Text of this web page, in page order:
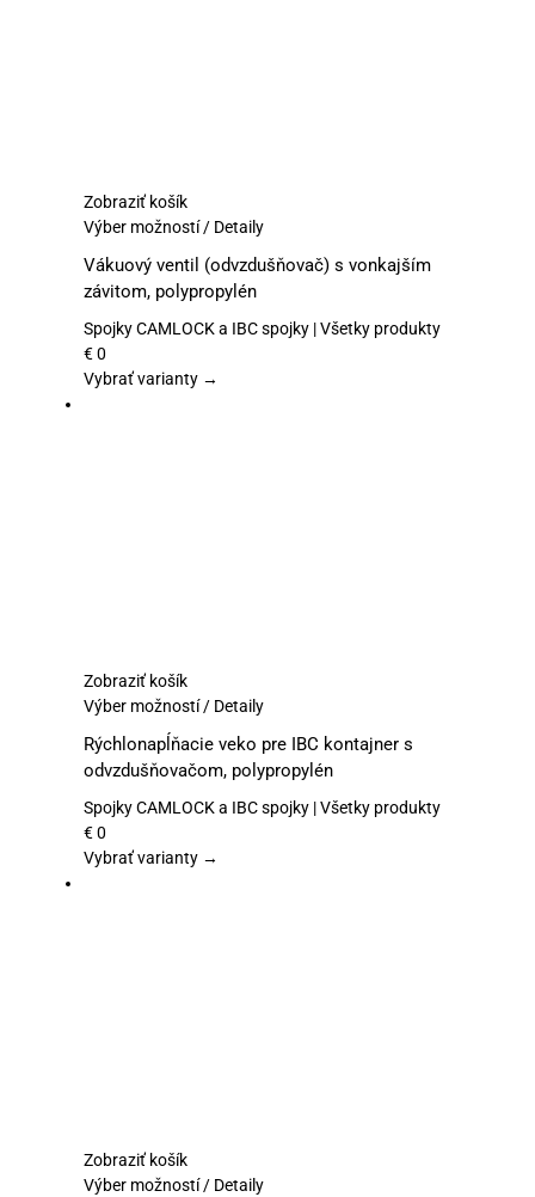
Zobraziť košík
Výber možností Tento
má
viacero
variantov.
si
/ Detaily
Vákuový ventil (odvzdušňovač) s vonkajším
závitom, polypropylén
Spojky CAMLOCK a IBC spojky | Všetky produkty
€0
Vybrať varianty →
Zobraziť košík
Výber možností Tento
má
viacero
variantov.
si
/ Detaily
Rýchlonapĺňacie veko pre IBC kontajner s
odvzdušňovačom, polypropylén
Spojky CAMLOCK a IBC spojky | Všetky produkty
€0
Vybrať varianty →
Zobraziť košík
Výber možností Tento
/ Detaily